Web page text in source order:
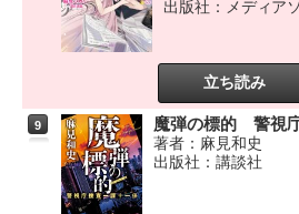
出版社：メディア
立ち読み
9 魔弾の標的 警視
著者：麻見和史
出版社：講談社